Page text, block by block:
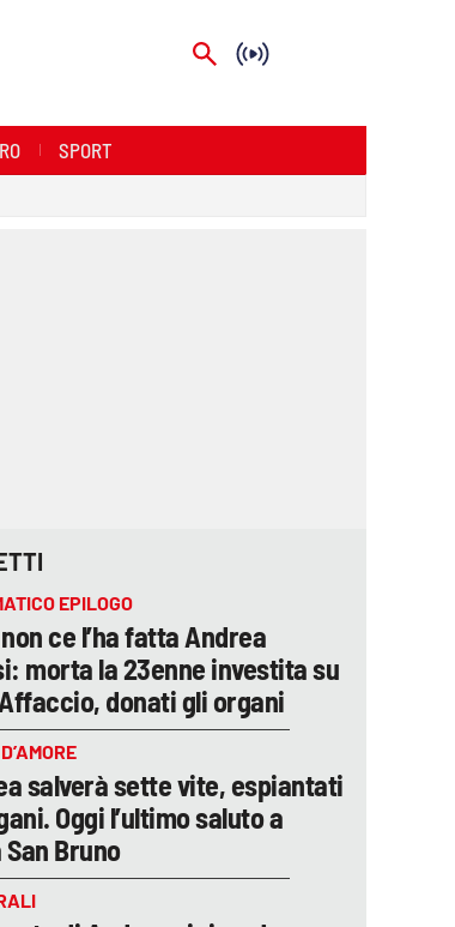
SPORT
EPILOGO
ce l’ha fatta Andrea
morta la 23enne investita su
donati gli organi
salverà sette vite, espiantati
Oggi l’ultimo saluto a
Bruno